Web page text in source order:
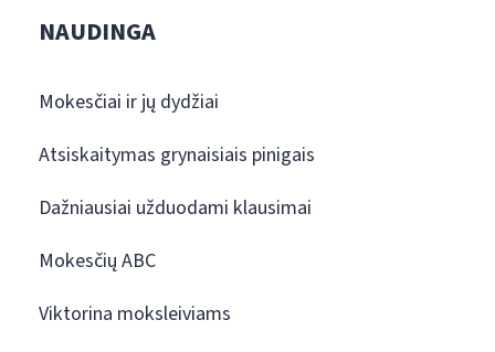
NAUDINGA
Mokesčiai ir jų dydžiai
Atsiskaitymas grynaisiais pinigais
Dažniausiai užduodami klausimai
Mokesčių ABC
Viktorina moksleiviams